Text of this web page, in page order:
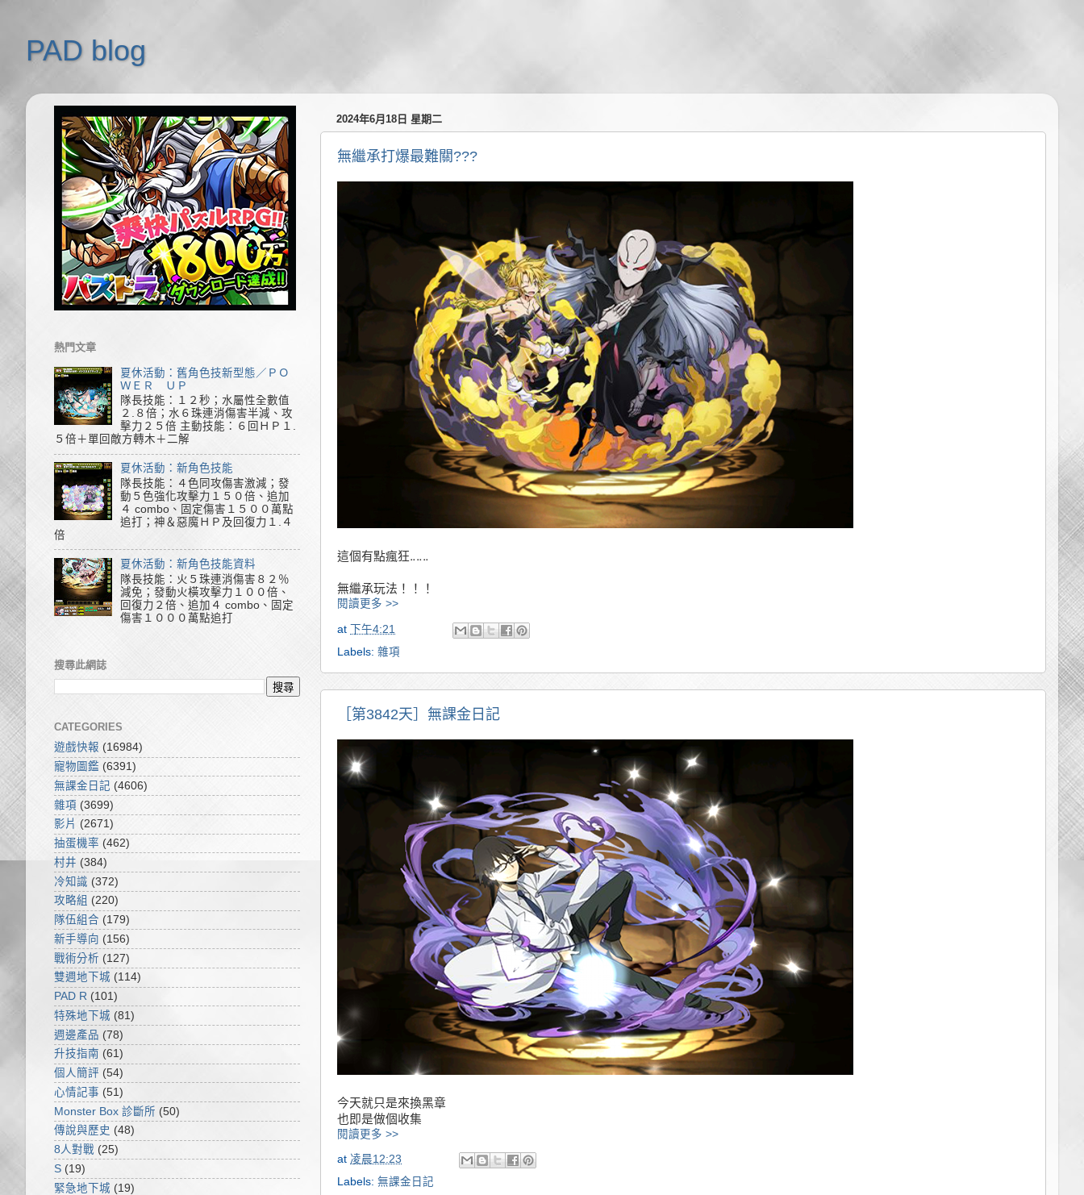
PAD blog
2024年6月18日 星期二
無繼承打爆最難關???
這個有點瘋狂‥‥‥
無繼承玩法！！！
閱讀更多 >>
at 下午4:21
Labels: 雜項
［第3842天］無課金日記
今天就只是來換黑章
也即是做個收集
閱讀更多 >>
at 凌晨12:23
Labels: 無課金日記
熱門文章
夏休活動：舊角色技新型態／ＰＯ
ＷＥＲ ＵＰ
隊長技能：１２秒；水屬性全數值
２.８倍；水６珠連消傷害半減、攻
擊力２５倍 主動技能：６回ＨＰ１.
５倍＋單回敵方轉木＋二解
夏休活動：新角色技能
隊長技能：４色同攻傷害激減；發
動５色強化攻擊力１５０倍、追加
４ combo、固定傷害１５００萬點
追打；神＆惡魔ＨＰ及回復力１.４
倍
夏休活動：新角色技能資料
隊長技能：火５珠連消傷害８２％
減免；發動火橫攻擊力１００倍、
回復力２倍、追加４ combo、固定
傷害１０００萬點追打
搜尋此網誌
CATEGORIES
遊戲快報 (16984)
寵物圖鑑 (6391)
無課金日記 (4606)
雜項 (3699)
影片 (2671)
抽蛋機率 (462)
村井 (384)
冷知識 (372)
攻略組 (220)
隊伍組合 (179)
新手導向 (156)
戰術分析 (127)
雙週地下城 (114)
PAD R (101)
特殊地下城 (81)
週邊產品 (78)
升技指南 (61)
個人簡評 (54)
心情記事 (51)
Monster Box 診斷所 (50)
傳說與歷史 (48)
8人對戰 (25)
S (19)
緊急地下城 (19)